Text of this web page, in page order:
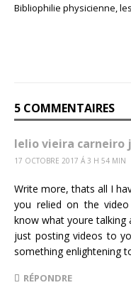
Bibliophilie physicienne,
5 COMMENTAIRES
lelio vieira carneiro
17 OCTOBRE 2017 Á 3 H 54 MIN
Write more, thats all I
you relied on the
know what youre talking
just posting videos to
something enlightening
RÉPONDRE